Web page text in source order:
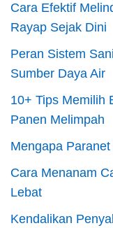
Cara Efektif
Rayap Sejak Dini
Peran Sistem
Sumber Daya Air
10+ Tips Memilih
Panen Melimpah
Mengapa
Cara Menanam
Lebat
Kendalikan